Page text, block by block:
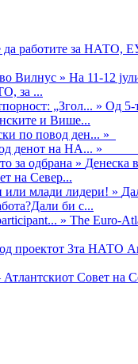
да работите за НАТО,
Вилнус » На 11-12
за ...
„Згол... » Од 5-
и Више...
по повод ден... »
денот на НА... »
за одбрана » Денеска
на Север...
млади лидери! »
би с...
» The Euro-
проектот 3та НАТО
Совет на